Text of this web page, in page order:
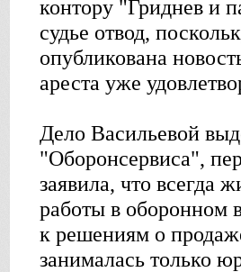
контору "Гриднев и
судье отвод,
опубликована
ареста уже
Дело Васильевой
"Оборонсервиса",
заявила, что всегда
работы в оборонном
к решениям о
занималась только